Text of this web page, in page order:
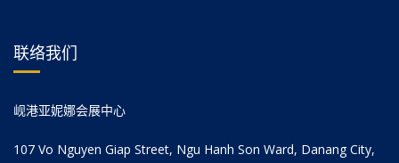
联络我们
岘港亚妮娜会展中心
107 Vo Nguyen Giap Street, Ngu Hanh Son Ward, Danang City,